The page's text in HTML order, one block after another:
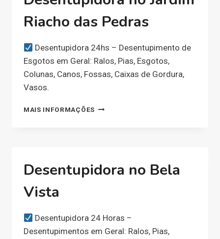
Riacho das Pedras
Desentupidora 24hs – Desentupimento de
Esgotos em Geral: Ralos, Pias, Esgotos,
Colunas, Canos, Fossas, Caixas de Gordura,
Vasos.
MAIS INFORMAÇÕESDESENTUPIDORA
Desentupidora no Bela
Vista
Desentupidora 24 Horas –
Desentupimentos em Geral: Ralos, Pias,